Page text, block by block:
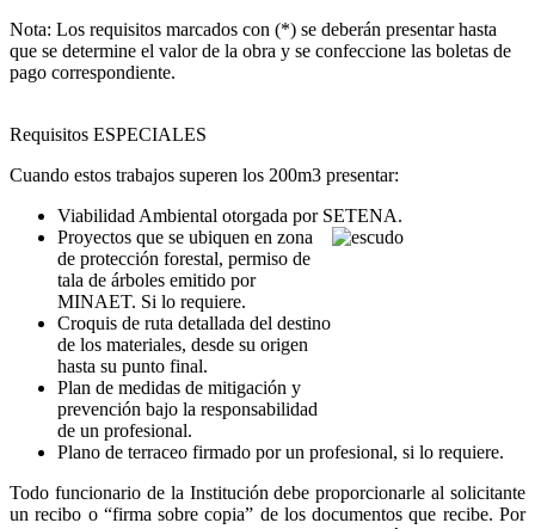
Nota: Los requisitos marcados con (*) se deberán presentar hasta
que se determine el valor de la obra y se confeccione las boletas de
pago correspondiente.
Requisitos ESPECIALES
Cuando estos trabajos superen los 200m3 presentar:
Viabilidad Ambiental otorgada por SETENA.
Proyectos que se ubiquen en zona
de protección forestal, permiso de
tala de árboles emitido por
MINAET. Si lo requiere.
Croquis de ruta detallada del destino
de los materiales, desde su origen
hasta su punto final.
Plan de medidas de mitigación y
prevención bajo la responsabilidad
de un profesional.
Plano de terraceo firmado por un profesional, si lo requiere.
Todo funcionario de la Institución debe proporcionarle al solicitante
un recibo o “firma sobre copia” de los documentos que recibe. Por